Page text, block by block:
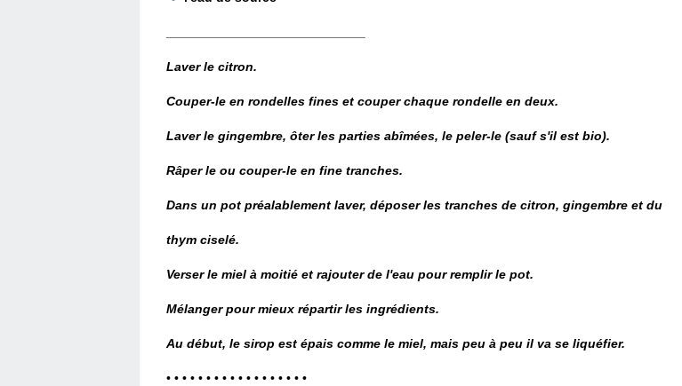
Laver le citron.
Couper-le en rondelles fines et couper chaque rondelle en deux.
Laver le gingembre, ôter les parties abîmées, le peler-le (sauf s'il est bio).
Râper le ou couper-le en fine tranches.
Dans un pot préalablement laver, déposer les tranches de citron, gingembre et du
thym ciselé.
Verser le miel à moitié et rajouter de l'eau pour remplir le pot.
Mélanger pour mieux répartir les ingrédients.
Au début, le sirop est épais comme le miel, mais peu à peu il va se liquéfier.
• • • • • • • • • • • • • • • • • •